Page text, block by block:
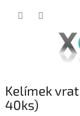
Kelímek
40ks)